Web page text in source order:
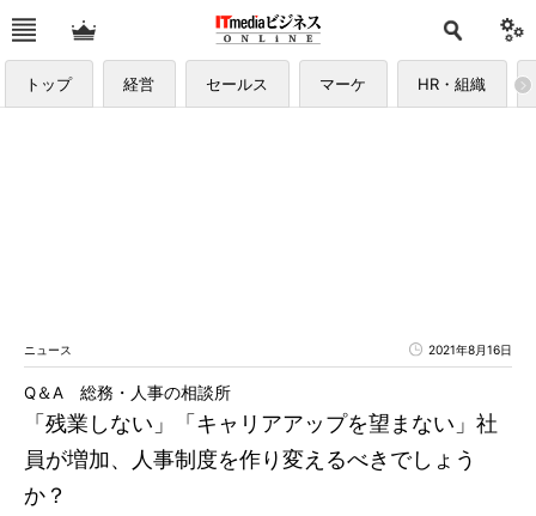
トップ 経営 セールス マーケ HR・組織
ニュース 2021年8月16日
「残業しない」「キャリアアップを望まない」社
員が増加、人事制度を作り変えるべきでしょう
か？
Q＆A 総務・人事の相談所